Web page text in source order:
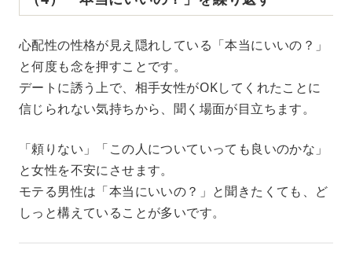
心配性の性格が見え隠れしている「本当にいいの？」
と何度も念を押すことです。
デートに誘う上で、相手女性がOKしてくれたことに
信じられない気持ちから、聞く場面が目立ちます。
「頼りない」「この人についていっても良いのかな」
と女性を不安にさせます。
モテる男性は「本当にいいの？」と聞きたくても、ど
しっと構えていることが多いです。